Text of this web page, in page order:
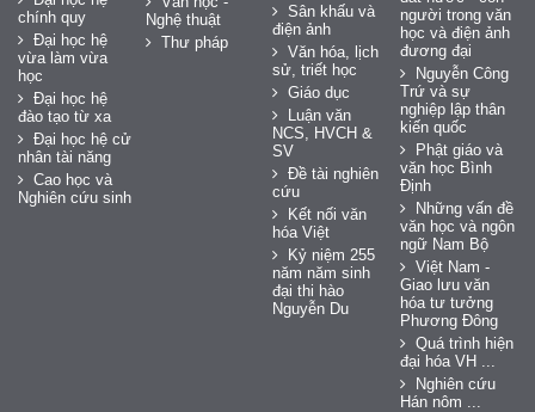
chính quy
Đại học hệ
vừa làm vừa
học
Đại học hệ
đào tạo từ xa
Đại học hệ cử
nhân tài năng
Cao học và
Nghiên cứu sinh
Nghệ thuật
Thư pháp
Sân khấu và
điện ảnh
Văn hóa, lịch
sử, triết học
Giáo dục
Luận văn
NCS, HVCH &
SV
Đề tài nghiên
cứu
Kết nối văn
hóa Việt
Kỷ niệm 255
năm năm sinh
đại thi hào
Nguyễn Du
người trong văn
học và điện ảnh
đương đại
Nguyễn Công
Trứ và sự
nghiệp lập thân
kiến quốc
Phật giáo và
văn học Bình
Định
Những vấn đề
văn học và ngôn
ngữ Nam Bộ
Việt Nam -
Giao lưu văn
hóa tư tưởng
Phương Đông
Quá trình hiện
đại hóa VH ...
Nghiên cứu
Hán nôm ...